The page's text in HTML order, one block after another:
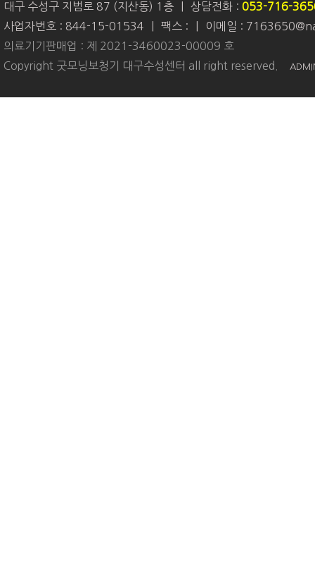
대구 수성구 지범로 87 (지산동) 1층 상담전화 : 053-716-
사업자번호 : 844-15-01534
팩스 :
이메일 :
의료기기판매업 : 제 2021-3460023-00009 호
Copyright 굿모닝보청기 대구수성센터 all right reserved.